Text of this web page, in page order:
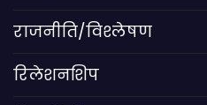
राजनीति/विश्लेषण
रिलेशनशिप